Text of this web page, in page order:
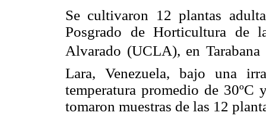
Se cultivaron 12 plantas
Posgrado de Horticultura de
Alvarado (UCLA), en Tarabana
Lara, Venezuela, bajo una
temperatura promedio de 30ºC
tomaron muestras de las 12